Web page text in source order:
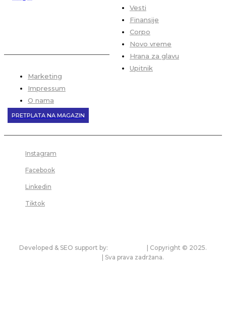
Vesti
Finansije
Corpo
Novo vreme
Hrana za glavu
Upitnik
Marketing
Impressum
O nama
PRETPLATA NA MAGAZIN
Instagram
Facebook
Linkedin
Tiktok
Developed & SEO support by:
| Copyright © 2025.
| Sva prava zadržana.